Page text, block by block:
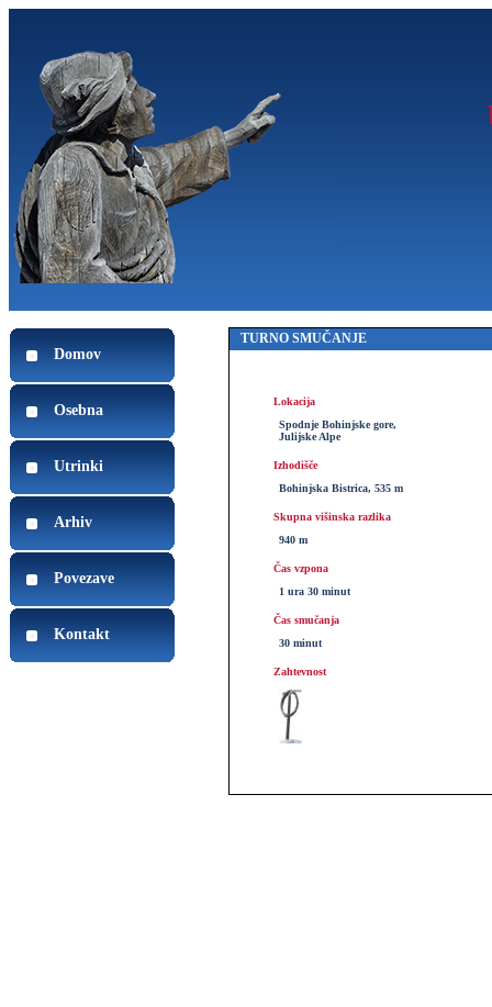
Domov
Osebna
Utrinki
Arhiv
Povezave
Kontakt
TURNO SMUČANJE
Lokacija
Spodnje Bohinjske gore,
Julijske Alpe
Izhodišče
Bohinjska Bistrica, 535 m
Skupna višinska razlika
940 m
Čas vzpona
1 ura 30 minut
Čas smučanja
30 minut
Zahtevnost